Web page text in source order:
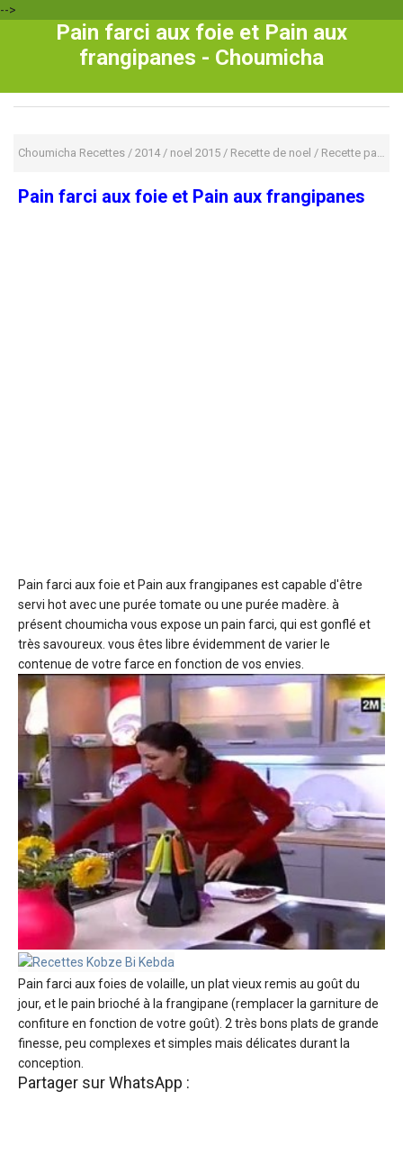
-->
Pain farci aux foie et Pain aux
frangipanes - Choumicha
Choumicha Recettes / 2014/ noel 2015 / Recette de noel / Recette pains
Pain farci aux foie et Pain aux frangipanes
Pain farci aux foie et Pain aux frangipanes est capable d'être
servi hot avec une purée tomate ou une purée madère. à
présent choumicha vous expose un pain farci, qui est gonflé et
très savoureux. vous êtes libre évidemment de varier le
contenue de votre farce en fonction de vos envies.
Pain farci aux foies de volaille, un plat vieux remis au goût du
jour, et le pain brioché à la frangipane (remplacer la garniture de
confiture en fonction de votre goût). 2 très bons plats de grande
finesse, peu complexes et simples mais délicates durant la
conception.
Partager sur WhatsApp :